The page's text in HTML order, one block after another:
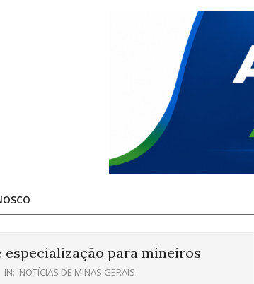
especialização para mineiros
IN: NOTÍCIAS DE MINAS GERAIS